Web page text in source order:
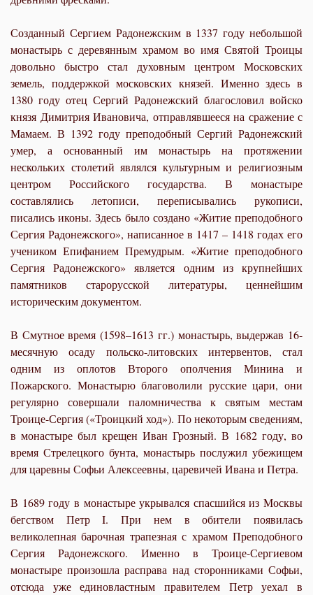
Созданный Сергием Радонежским в 1337 году небольшой
монастырь с деревянным храмом во имя Святой Троицы
довольно быстро стал духовным центром Московских
земель, поддержкой московских князей. Именно здесь в
1380 году отец Сергий Радонежский благословил войско
князя Димитрия Ивановича, отправлявшееся на сражение с
Мамаем. В 1392 году преподобный Сергий Радонежский
умер, а основанный им монастырь на протяжении
нескольких столетий являлся культурным и религиозным
центром Российского государства. В монастыре
составлялись летописи, переписывались рукописи,
писались иконы. Здесь было создано «Житие преподобного
Сергия Радонежского», написанное в 1417 – 1418 годах его
учеником Епифанием Премудрым. «Житие преподобного
Сергия Радонежского» является одним из крупнейших
памятников старорусской литературы, ценнейшим
историческим документом.
В Смутное время (1598–1613 гг.) монастырь, выдержав 16-
месячную осаду польско-литовских интервентов, стал
одним из оплотов Второго ополчения Минина и
Пожарского. Монастырю благоволили русские цари, они
регулярно совершали паломничества к святым местам
Троице-Сергия («Троицкий ход»). По некоторым сведениям,
в монастыре был крещен Иван Грозный. В 1682 году, во
время Стрелецкого бунта, монастырь послужил убежищем
для царевны Софьи Алексеевны, царевичей Ивана и Петра.
В 1689 году в монастыре укрывался спасшийся из Москвы
бегством Петр I. При нем в обители появилась
великолепная барочная трапезная с храмом Преподобного
Сергия Радонежского. Именно в Троице-Сергиевом
монастыре произошла расправа над сторонниками Софьи,
отсюда уже единовластным правителем Петр уехал в